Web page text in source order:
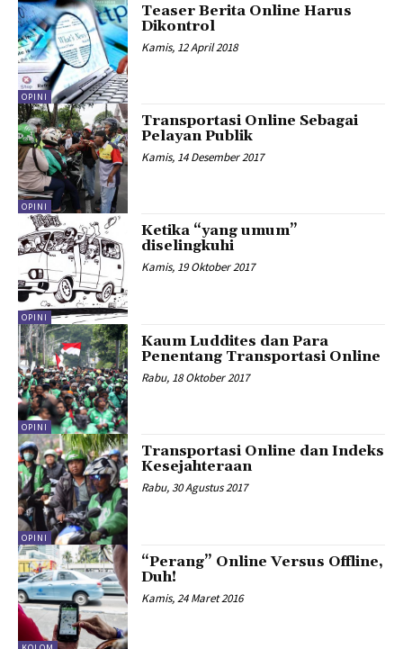
OPINI
Teaser Berita Online Harus
Dikontrol
Kamis, 12 April 2018
OPINI
Transportasi Online Sebagai
Pelayan Publik
Kamis, 14 Desember 2017
OPINI
Ketika “yang umum”
diselingkuhi
Kamis, 19 Oktober 2017
OPINI
Kaum Luddites dan Para
Penentang Transportasi Online
Rabu, 18 Oktober 2017
OPINI
Transportasi Online dan Indeks
Kesejahteraan
Rabu, 30 Agustus 2017
“Perang” Online Versus Offline,
Duh!
Kamis, 24 Maret 2016